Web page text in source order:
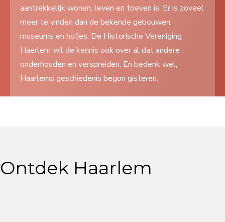
Over ons
Search
aantrekkelijk wonen, leven en toeven is. Er is zoveel
meer te vinden dan de bekende gebouwen,
museums en hofjes. De Historische Vereniging
Haerlem wil de kennis ook over al dat andere
onderhouden en verspreiden. En bedenk wel,
Haarlems geschiedenis begon gisteren.
Ontdek Haarlem